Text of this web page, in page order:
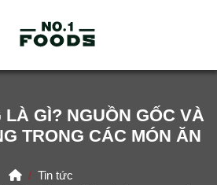
LÀ GÌ? NGUỒN GỐC VÀ
TRONG CÁC MÓN ĂN
HomeTin tức